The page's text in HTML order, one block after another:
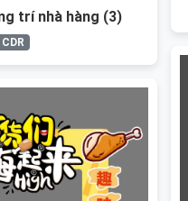
trí nhà hàng (3)
CDR